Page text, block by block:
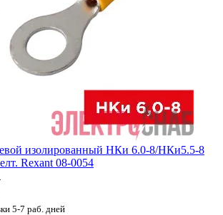
изолированный НКи 6.0-8/НКи5.5-8
Rexant 08-0054
5-7 раб. дней